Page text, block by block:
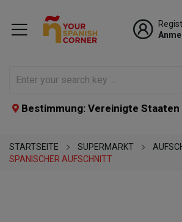
Bestimmung: Vereinigte Staaten
STARTSEITE SUPERMARKT
SPANISCHER AUFSCHNITT